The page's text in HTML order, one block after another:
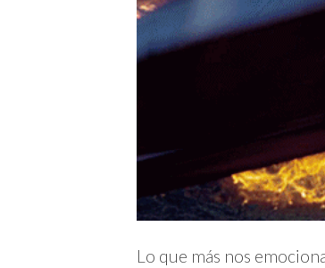
Lo que más nos